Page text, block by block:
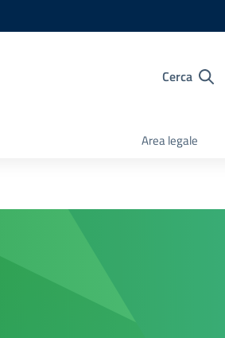
Cerca
Area legale